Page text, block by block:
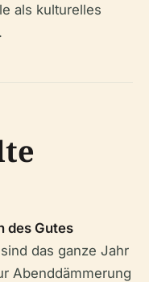
als kulturelles
des Gutes
das ganze Jahr
Abenddämmerung